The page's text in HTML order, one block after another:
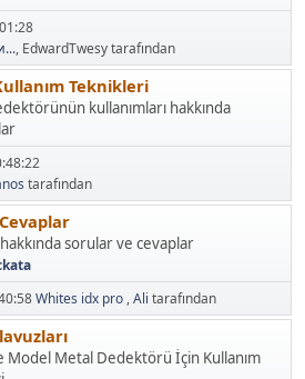
, EdwardTwesy tarafından
Teknikleri
kullanımları hakkında
tarafından
sorular ve cevaplar
Whites idx pro,Alitarafından
Metal Dedektörü İçin Kullanım